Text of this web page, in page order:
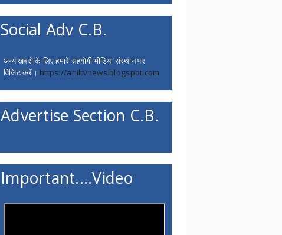
Social Adv C.B.
अन्य खबरों के लिए हमारे सहयोगी मीडिया संस्थान पर
विजिट करें। https://aniltvnews.blogspot.com
Advertise Section C.B.
Important....Video